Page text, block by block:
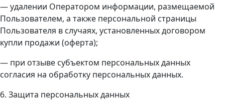
— удалении Оператором информации, размещаемой
Пользователем, а также персональной страницы
Пользователя в случаях, установленных договором
купли продажи (оферта);
— при отзыве субъектом персональных данных
согласия на обработку персональных данных.
6. Защита персональных данных